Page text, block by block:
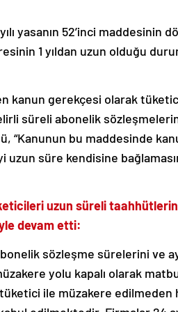
yasanın 52’inci maddesinin
1 yıldan uzun olduğu
kanun gerekçesi olarak
süreli abonelik
“Kanunun bu maddesinde
uzun süre kendisine
uzun süreli
devam etti:
sözleşme sürelerini ve
yolu kapalı olarak
ile müzakere edilmeden